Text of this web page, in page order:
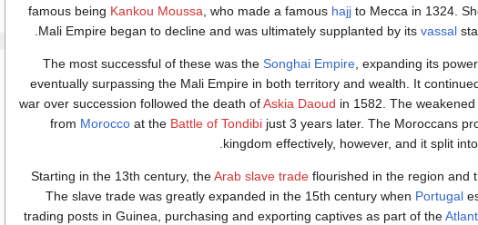
famous being Kankou Moussa, who made a famous hajj to Mecca in 1324.
Mali Empire began to decline and was ultimately supplanted by its vassal
The most successful of these was the Songhai Empire, expanding its
eventually surpassing the Mali Empire in both territory and wealth. It
war over succession followed the death ofAskia Daoud in 1582. The
from Morocco at the Battle of Tondibi just 3 years later. The Moroccans
kingdom effectively, however, and it split
Starting in the 13th century, theArab slave trade flourished in the region and
The slave trade was greatly expanded in the 15th century when Portugal
trading posts in Guinea, purchasing and exporting captives as part of the